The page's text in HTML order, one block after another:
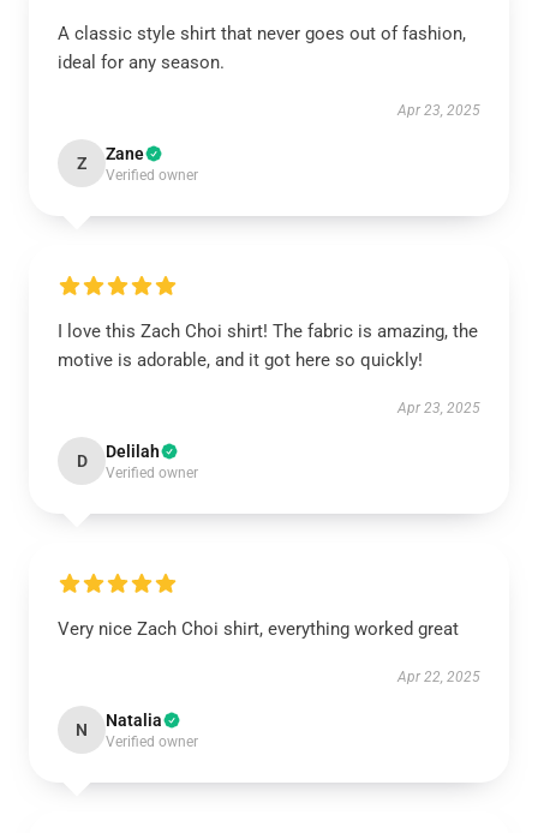
A classic style shirt that never goes out of fashion,
ideal for any season.
Apr 23, 2025
Z Zane
Verified owner
I love this Zach Choi shirt! The fabric is amazing, the
motive is adorable, and it got here so quickly!
Apr 23, 2025
D Delilah
Verified owner
Very nice Zach Choi shirt, everything worked great
Apr 22, 2025
N Natalia
Verified owner